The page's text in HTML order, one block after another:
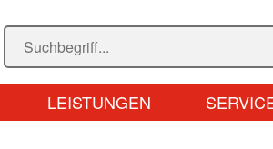
LEISTUNGEN